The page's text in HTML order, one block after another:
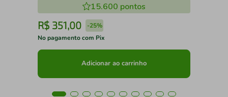
15.600 pontos
R$ 351,00 -25%
No pagamento com Pix
Adicionar ao carrinho